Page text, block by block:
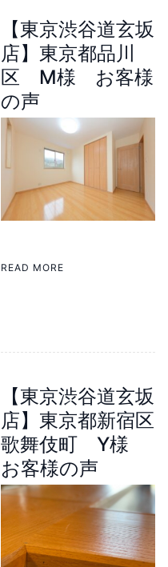
【東京渋谷道玄坂
店】東京都品川
区 M様 お客様
の声
READ MORE
【東京渋谷道玄坂
店】東京都新宿区
歌舞伎町 Y様
お客様の声